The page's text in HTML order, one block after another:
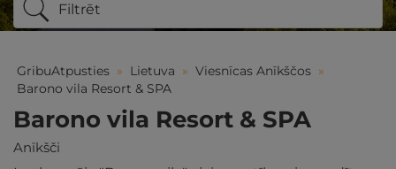
Filtrēt
GribuAtpusties » Lietuva » Viesnīcas Anīkščos »
Barono vila Resort & SPA
Barono vila Resort & SPA
Anīkšči